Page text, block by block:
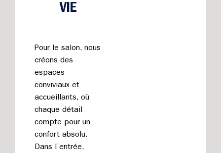
VIE
Pour le salon, nous
créons des
espaces
conviviaux et
accueillants, où
chaque détail
compte pour un
confort absolu.
Dans l’entrée,